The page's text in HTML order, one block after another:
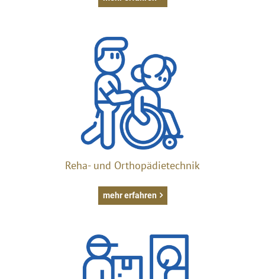
Reha- und Orthopädietechnik
mehr erfahren